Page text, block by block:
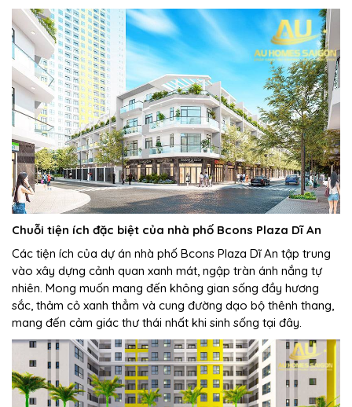
Chuỗi tiện ích đặc biệt của nhà phố Bcons Plaza Dĩ An
Các tiện ích của dự án nhà phố Bcons Plaza Dĩ An tập trung
vào xây dựng cảnh quan xanh mát, ngập tràn ánh nắng tự
nhiên. Mong muốn mang đến không gian sống đầy hương
sắc, thảm cỏ xanh thẳm và cung đường dạo bộ thênh thang,
mang đến cảm giác thư thái nhất khi sinh sống tại đây.